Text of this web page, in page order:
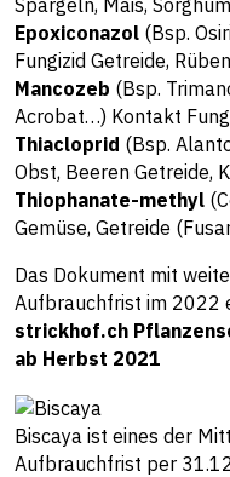
Spargeln, Mais,
Epoxiconazol (Bsp.
Fungizid Getreide,
Mancozeb (Bsp.
Acrobat…) Kontakt
Thiacloprid (Bsp.
Obst, Beeren Getreide,
Thiophanate-methyl
Gemüse, Getreide
Das Dokument mit
Aufbrauchfrist im 2022
strickhof.ch
ab Herbst 2021
Biscaya ist eines der
Aufbrauchfrist per